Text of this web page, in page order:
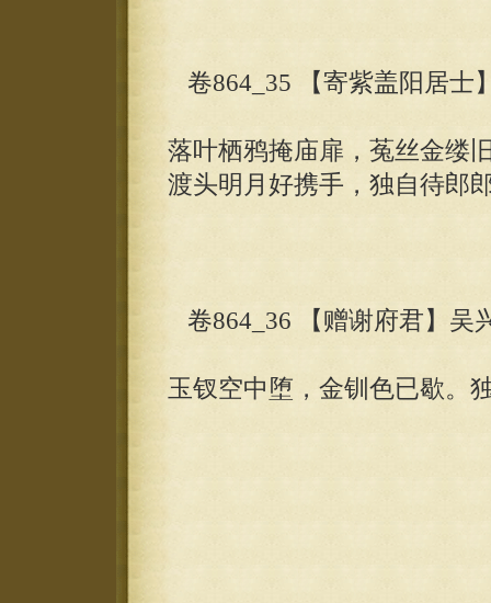
卷864_35 【寄紫盖阳居士
落叶栖鸦掩庙扉，菟丝金缕
渡头明月好携手，独自待郎
卷864_36 【赠谢府君】吴
玉钗空中堕，金钏色已歇。